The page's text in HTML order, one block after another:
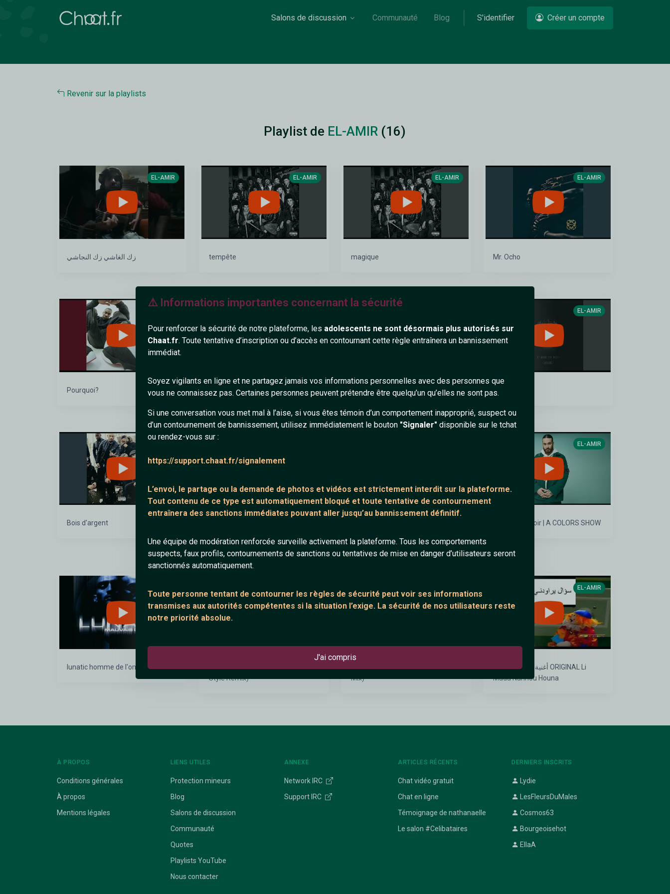
⚠️ Informations importantes concernant la sécurité
Pour renforcer la sécurité de notre plateforme, les adolescents ne sont désormais plus autorisés sur
Chaat.fr. Toute tentative d’inscription ou d’accès en contournant cette règle entraînera un bannissement
immédiat.
Soyez vigilants en ligne et ne partagez jamais vos informations personnelles avec des personnes que
vous ne connaissez pas. Certaines personnes peuvent prétendre être quelqu’un qu’elles ne sont pas.
Si une conversation vous met mal à l’aise, si vous êtes témoin d’un comportement inapproprié, suspect ou
d’un contournement de bannissement, utilisez immédiatement le bouton "Signaler" disponible sur le tchat
ou rendez-vous sur :
https://support.chaat.fr/signalement
L’envoi, le partage ou la demande de photos et vidéos est strictement interdit sur la plateforme.
Tout contenu de ce type est automatiquement bloqué et toute tentative de contournement
entraînera des sanctions immédiates pouvant aller jusqu’au bannissement définitif.
Une équipe de modération renforcée surveille activement la plateforme. Tous les comportements
suspects, faux profils, contournements de sanctions ou tentatives de mise en danger d’utilisateurs seront
sanctionnés automatiquement.
Toute personne tentant de contourner les règles de sécurité peut voir ses informations
transmises aux autorités compétentes si la situation l’exige. La sécurité de nos utilisateurs reste
notre priorité absolue.
J'ai compris
Salons de discussion Communauté Blog S'identifier Créer un compte
Revenir sur la playlists
Playlist de EL-AMIR (16)
EL-AMIR
زك الغاشي زك النجاشي
EL-AMIR
tempête
EL-AMIR
magique
EL-AMIR
Mr. Ocho
Pourquoi? Cellophané Arrêt du cœur
EL-AMIR
Rappel
Bois d'argent
EL-AMIR
SCH - Loup Noir | A COLORS SHOW
lunatic homme de l'ombre
Affirmative Action (Saint-Denis
Style Remix)
Tam-tam de l'Afrique (Homere
Mix)
EL-AMIR
أغنية لماذا نحن هنا ؟ ORIGINAL Li
Mada Nahnou Houna
À PROPOS
Conditions générales
À propos
Mentions légales
LIENS UTILES
Protection mineurs
Blog
Salons de discussion
Communauté
Quotes
Playlists YouTube
Nous contacter
ANNEXE
Network IRC
Support IRC
ARTICLES RÉCENTS
Chat vidéo gratuit
Chat en ligne
Témoignage de nathanaelle
Le salon #Celibataires
DERNIERS INSCRITS
Lydie
LesFleursDuMales
Cosmos63
Bourgeoisehot
EllaA